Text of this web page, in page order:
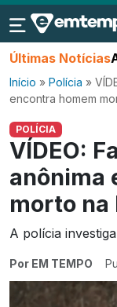
Últimas Notícias
Início » Polícia »
encontra homem
POLÍCIA
VÍDEO:
anônima
morto na
A polícia
Por EM TEMPO